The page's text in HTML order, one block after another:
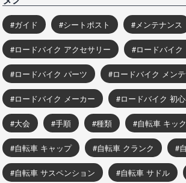
ガイド シートポスト メンテナンス
ロードバイク アクセサリー ロードバイク
ロードバイク パーツ ロードバイク メン
ロードバイク メーカー ロードバイク 初
大会 手順 種類 自転車 キッ
自転車 キャップ 自転車 クランク
自転車 サスペンション 自転車 サドル